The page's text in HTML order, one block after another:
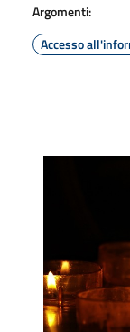
Argomenti:
Accesso